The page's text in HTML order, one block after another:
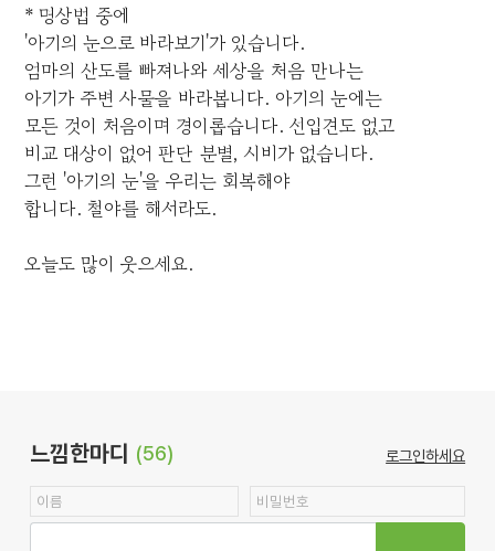
* 명상법 중에
'아기의 눈으로 바라보기'가 있습니다.
엄마의 산도를 빠져나와 세상을 처음 만나는
아기가 주변 사물을 바라봅니다. 아기의 눈에는
모든 것이 처음이며 경이롭습니다. 선입견도 없고
비교 대상이 없어 판단 분별, 시비가 없습니다.
그런 '아기의 눈'을 우리는 회복해야
합니다. 철야를 해서라도.
오늘도 많이 웃으세요.
느낌한마디 (56) 로그인하세요